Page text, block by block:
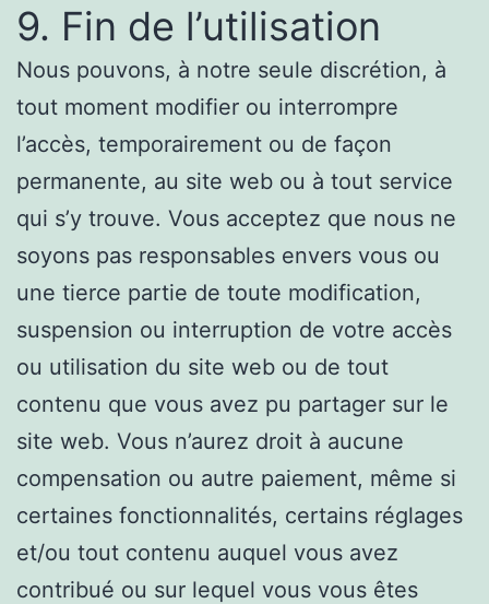
9. Fin de l’utilisation
Nous pouvons, à notre seule discrétion, à
tout moment modifier ou interrompre
l’accès, temporairement ou de façon
permanente, au site web ou à tout service
qui s’y trouve. Vous acceptez que nous ne
soyons pas responsables envers vous ou
une tierce partie de toute modification,
suspension ou interruption de votre accès
ou utilisation du site web ou de tout
contenu que vous avez pu partager sur le
site web. Vous n’aurez droit à aucune
compensation ou autre paiement, même si
certaines fonctionnalités, certains réglages
et/ou tout contenu auquel vous avez
contribué ou sur lequel vous vous êtes